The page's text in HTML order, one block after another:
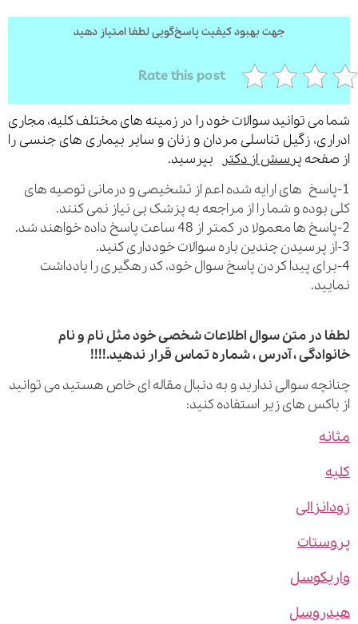
جهت بهبود کیفیت پاسخ‌گویی لطفا امتیاز دهید
Rate this post
توانید سوالات خود را در زمینه های مختلف کلیه، مجاری
زگیل تناسلی مردان و زنان و سایر بیماری های جنسی را
پرسش از دکتربپرسید.
های ارایه شده اعم از تشخیصی و درمانی توصیه های
و شما را از مراجعه به پزشک بی نیاز نمی کنند.
پیدا کردن پاسخ سوال خود، کد رهگیری را یادداشت
در متن سوال اطلاعات شخصی خود مثل نام و نام
، آدرس ، شماره تماس قرار ندهید.!!!!
سوالی ندارید و به دنبال مقاله ای خاص هستید می توانید
های زیر استفاده کنید: